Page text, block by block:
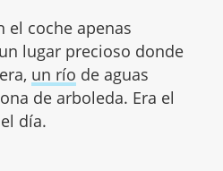
el coche apenas
lugar precioso donde
un río de aguas
de arboleda. Era el
día.